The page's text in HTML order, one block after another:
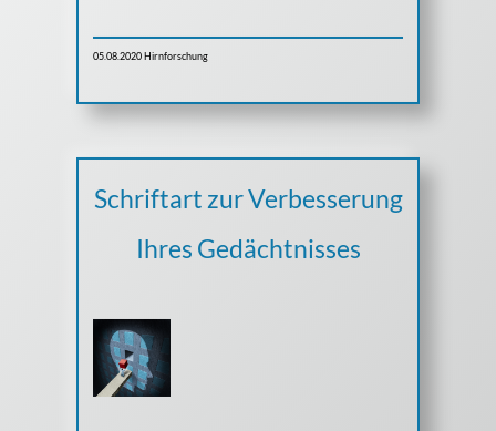
05.08.2020Hirnforschung
Schriftart zur Verbesserung
Ihres Gedächtnisses